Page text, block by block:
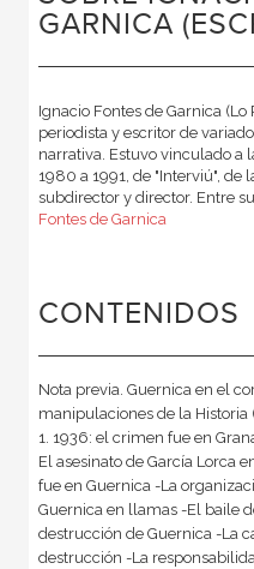
GARNICA
Ignacio Fontes de Garnica
periodista y escritor de
narrativa. Estuvo vinculado a
1980 a 1991, de "Interviú", de
subdirector y director. Entre
Fontes de Garnica
CONTENIDOS
Nota previa. Guernica en el
manipulaciones de la Historia
1. 1936: el crimen fue en
El asesinato de García Lorca
fue en Guernica -La
Guernica en llamas -El baile
destrucción de Guernica -La
destrucción -La